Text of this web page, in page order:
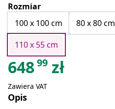
Rozmiar
100 x 100 cm
80 x 80 cm
110 x 55 cm
64899 zł
Zawiera VAT
Opis